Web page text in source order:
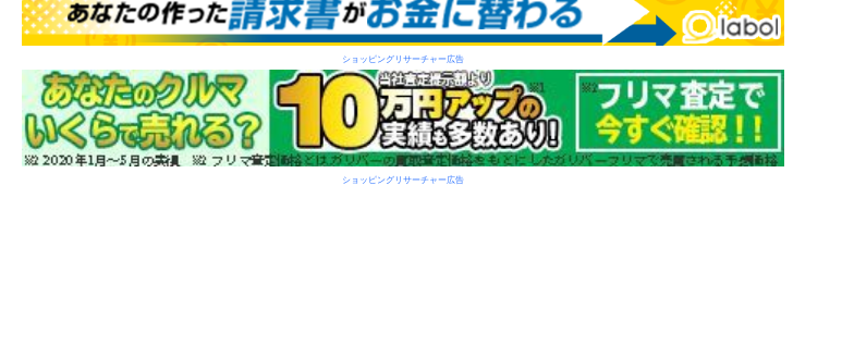
ショッピングリサーチャー広告
ショッピングリサーチャー広告